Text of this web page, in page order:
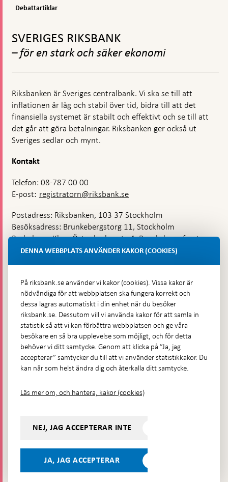
publicerat
Debattartiklar
Debattartiklar
toppnavigation
SVERIGES RIKSBANK
– för en stark och säker ekonomi
Riksbanken är Sveriges centralbank. Vi ska se till att
inflationen är låg och stabil över tid, bidra till att det
finansiella systemet är stabilt och effektivt och se till att
det går att göra betalningar. Riksbanken ger också ut
Sveriges sedlar och mynt.
Kontakt
Telefon: 08-787 00 00
E-post: registratorn@riksbank.se
Postadress: Riksbanken, 103 37 Stockholm
Besöksadress: Brunkebergstorg 11, Stockholm
Budadress: Klara Östra kyrkogata 4, Brunkebergsfaret,
Lastplats 6
Hitta direkt
Frågor och svar-
Öppnas
i
ny
flik
Till Riksbankens webbarkiv-
Öppnas
i
ny
Presskontakt
Integritetspolicy
Följ oss på sociala medier
YouTubeDela på:
Facebook
Dela på:
Instagram
Dela
på:
Bluesky
DENNA WEBBPLATS ANVÄNDER KAKOR (COOKIES)
På riksbank.se använder vi kakor (cookies). Vissa kakor är
nödvändiga för att webbplatsen ska fungera korrekt och
dessa lagras automatiskt i din enhet när du besöker
riksbank.se. Dessutom vill vi använda kakor för att samla in
statistik så att vi kan förbättra webbplatsen och ge våra
besökare en så bra upplevelse som möjligt, och för detta
behöver vi ditt samtycke. Genom att klicka på ”Ja, jag
accepterar” samtycker du till att vi använder statistikkakor. Du
kan när som helst ändra dig och återkalla ditt samtycke.
Läs mer om, och hantera, kakor (cookies)
NEJ, JAG ACCEPTERAR INTE
JA, JAG ACCEPTERAR